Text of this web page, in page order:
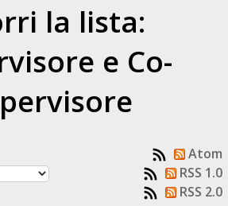
la lista:
e Co-
Atom
RSS 1.0
RSS 2.0